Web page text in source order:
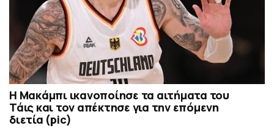
Η Μακάμπι ικανοποίησε τα αιτήματα του
Τάις και τον απέκτησε για την επόμενη
διετία (pic)